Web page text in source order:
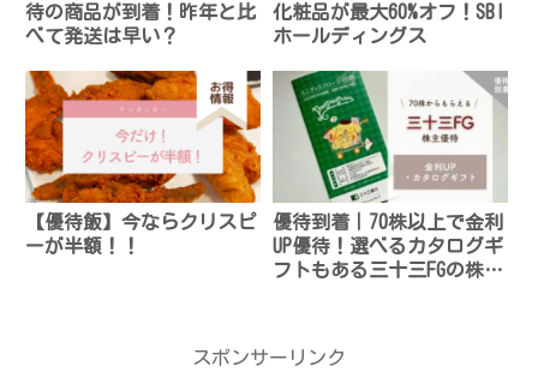
待の商品が到着！昨年と比
べて発送は早い？
化粧品が最大60%オフ！SBI
ホールディングス
【優待飯】今ならクリスピ
ーが半額！！
優待到着｜70株以上で金利
UP優待！選べるカタログギ
フトもある三十三FGの株主
スポンサーリンク